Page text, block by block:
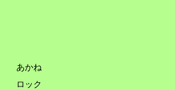
あかね
ロック